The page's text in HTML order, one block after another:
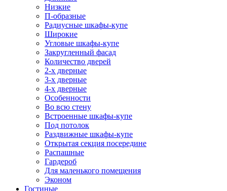
Низкие
П-образные
Радиусные шкафы-купе
Широкие
Угловые шкафы-купе
Закругленный фасад
Количество дверей
2-х дверные
3-х дверные
4-х дверные
Особенности
Во всю стену
Встроенные шкафы-купе
Под потолок
Раздвижные шкафы-купе
Открытая секция посередине
Распашные
Гардероб
Для маленького помещения
Эконом
Гостиные